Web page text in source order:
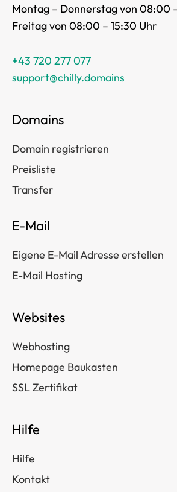
Montag – Donnerstag von 08:00
Freitag von 08:00 – 15:30 Uhr
+43 720 277 077
support@chilly.domains
Domains
Domain registrieren
Preisliste
Transfer
E-Mail
Eigene E-Mail Adresse erstellen
E-Mail Hosting
Websites
Webhosting
Homepage Baukasten
SSL Zertifikat
Hilfe
Hilfe
Kontakt